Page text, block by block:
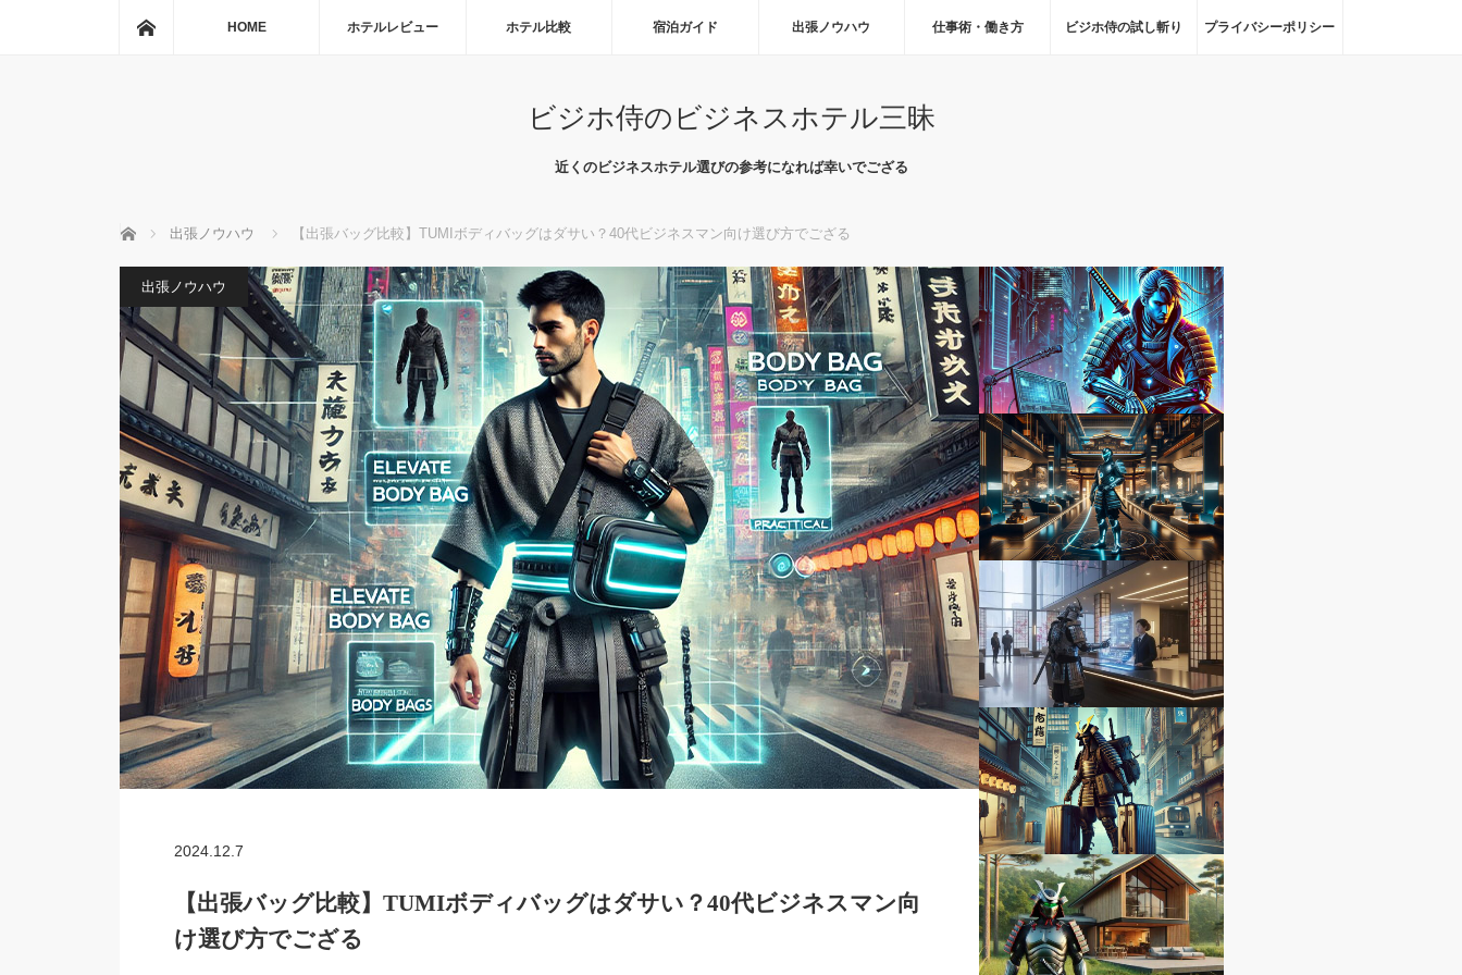
HOME ホテルレビュー ホテル比較 宿泊ガイド 出張ノウハウ 仕事術・働き方 ビジホ侍の試し斬り プライバシーポリシー
ビジホ侍のビジネスホテル三昧
近くのビジネスホテル選びの参考になれば幸いでござる
ホーム 出張ノウハウ 【出張バッグ比較】TUMIボディバッグはダサい？40代ビジネスマン向け選び方でござる
出張ノウハウ
2024.12.7
【出張バッグ比較】TUMIボディバッグはダサい？40代ビジネスマン向
け選び方でござる
夜勤疲れを軽減する睡眠・回復術
｜無理しない働き方でござる
宿泊ガイド
世界のラグジュアリーホテルラン
キング｜一度は泊まりたい極上の
ホテル体験
徳島県のビジネスホテル
ホテルクレメント徳島宿泊予約｜
JRホテルクレメント徳島の情
報・料金・クチコミを徹…
出張ノウハウ
一人でスーツケースを3つ運ぶ方
出張ノウハウ